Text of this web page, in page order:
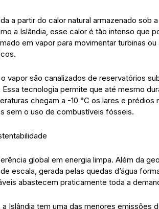
a partir do calor natural armazenado sob
a Islândia, esse calor é tão intenso que
em vapor para movimentar turbinas ou
vapor são canalizados de reservatórios
tecnologia permite que até mesmo
chegam a -10 °C os lares e prédios
sem o uso de combustíveis fósseis.
global em energia limpa. Além da
escala, gerada pelas quedas d’água
abastecem praticamente toda a
Islândia tem uma das menores emissões